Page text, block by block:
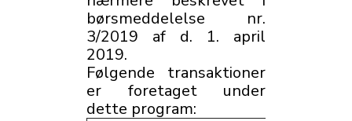
børsmeddelelse nr.
3/2019 af d. 1. april
2019.
Følgende transaktioner
er foretaget under
dette program: